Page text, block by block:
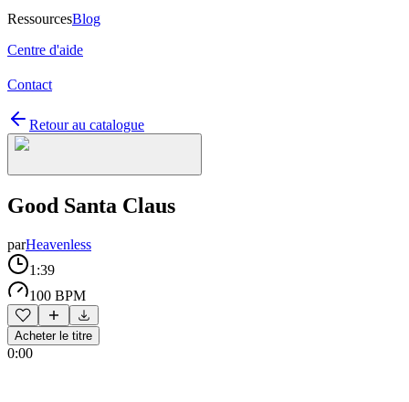
RessourcesBlog
Centre d'aide
Contact
Retour au catalogue
Good Santa Claus
parHeavenless
1:39
100 BPM
Acheter le titre
0:00